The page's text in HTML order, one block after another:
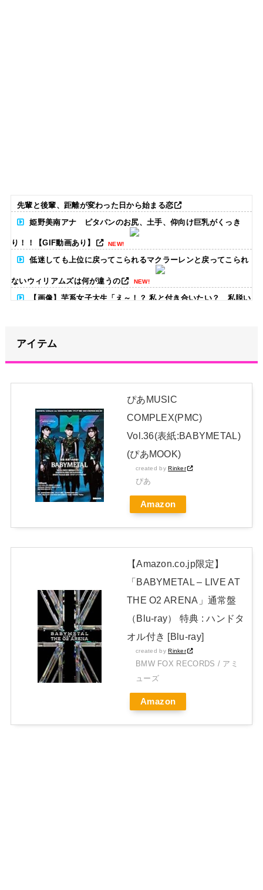
先輩と後輩、距離が変わった日から始まる恋
姫野美南アナ ピタパンのお尻、土手、仰向け巨乳がくっき
り！！【GIF動画あり】 NEW!
低迷しても上位に戻ってこられるマクラーレンと戻ってこられ
ないウィリアムズは何が違うの NEW!
【画像】芋系女子大生「え～！？ 私と付き合いたい？ 私脱い
【画像】ミスド、最強の組合せが決定
日本独自企画・限定生産盤「METAL FORTH (DELUXE
JAPAN EDITION)」着弾
【BABYMETAL】METAL FORTH DELUXE JAPAN EDITION
開封レビュー!
アイテム
ぴあMUSIC
COMPLEX(PMC)
Vol.36(表紙:BABYMETAL)
(ぴあMOOK)
created byRinker
ぴあ
Amazon
【Amazon.co.jp限定】
「BABYMETAL – LIVE AT
THE O2 ARENA」通常盤
（Blu-ray） 特典 : ハンドタ
オル付き [Blu-ray]
created byRinker
BMW FOX RECORDS / アミ
ューズ
Amazon